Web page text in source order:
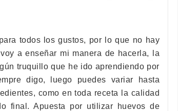
todos los gustos, por lo que no hay
a enseñar mi manera de hacerla, la
truquillo que he ido aprendiendo por
digo, luego puedes variar hasta
como en toda receta la calidad
final. Apuesta por utilizar huevos de